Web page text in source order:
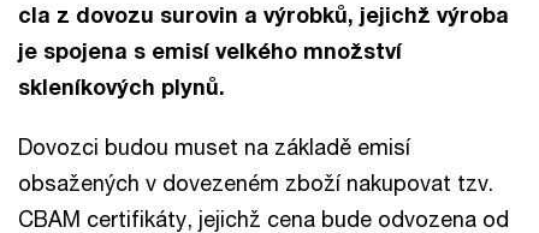
cla z dovozu surovin a výrobků, jejichž výroba
je spojena s emisí velkého množství
skleníkových plynů.
Dovozci budou muset na základě emisí
obsažených v dovezeném zboží nakupovat tzv.
CBAM certifikáty, jejichž cena bude odvozena od